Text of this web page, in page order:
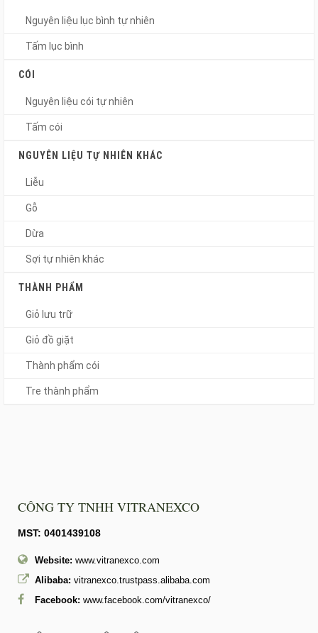
Nguyên liệu lục bình tự nhiên
Tấm lục bình
CÓI
Nguyên liệu cói tự nhiên
Tấm cói
NGUYÊN LIỆU TỰ NHIÊN KHÁC
Liễu
Gỗ
Dừa
Sợi tự nhiên khác
THÀNH PHẨM
Giỏ lưu trữ
Giỏ đồ giặt
Thành phẩm cói
Tre thành phẩm
CÔNG TY TNHH VITRANEXCO
MST: 0401439108
Website: www.vitranexco.com
Alibaba: vitranexco.trustpass.alibaba.com
Facebook: www.facebook.com/vitranexco/